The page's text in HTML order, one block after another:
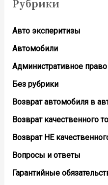
Рубрики
Авто эксперитизы
Автомобили
Административное право
Без рубрики
Возврат автомобиля в
Возврат кaчественного
Возврат НЕ
Вопросы и ответы
Гарантийные